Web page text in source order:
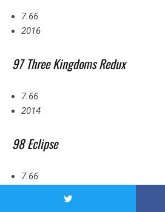
7.66
2016
97 Three Kingdoms Redux
7.66
2014
98 Eclipse
7.66